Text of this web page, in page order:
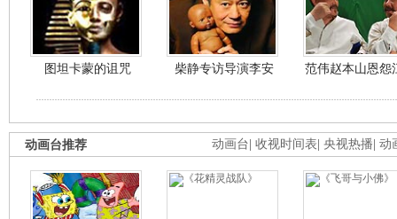
图坦卡蒙的诅咒 柴静专访导演李安 范伟赵本山恩怨
动画台 收视时间表 央视热播 动
动画台推荐